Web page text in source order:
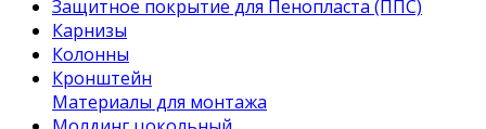
Защитное покрытие для Пенопласта (ППС)
Карнизы
Колонны
Кронштейн
Материалы для монтажа